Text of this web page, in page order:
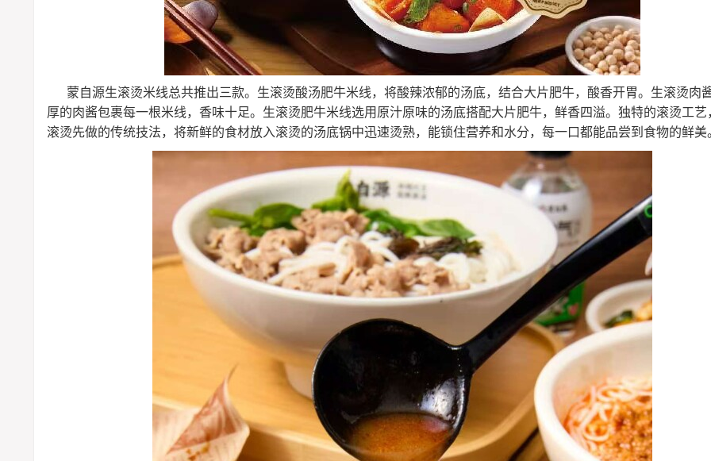
蒙自源生滚烫米线总共推出三款。生滚烫酸汤肥牛米线，将酸辣浓郁的汤底，结合大片肥牛，酸香开胃。生滚烫肉
厚的肉酱包裹每一根米线，香味十足。生滚烫肥牛米线选用原汁原味的汤底搭配大片肥牛，鲜香四溢。独特的滚烫工艺
滚烫先做的传统技法，将新鲜的食材放入滚烫的汤底锅中迅速烫熟，能锁住营养和水分，每一口都能品尝到食物的鲜美